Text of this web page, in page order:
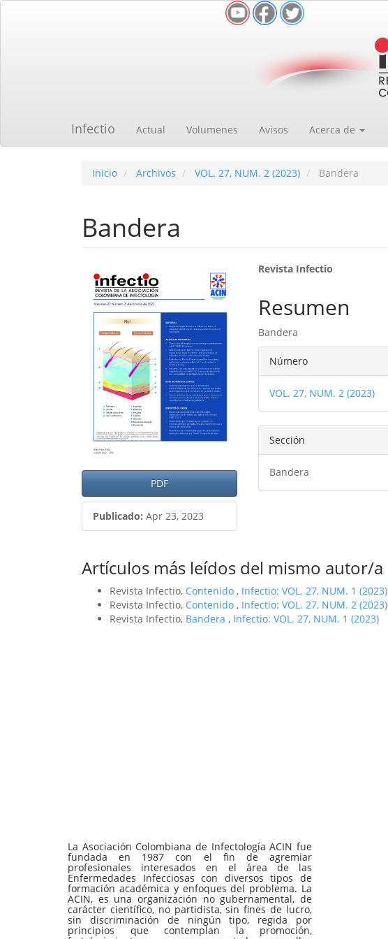
Infectio Actual Volumenes Avisos Acerca de
Inicio Archivos VOL. 27, NUM. 2 (2023) Bandera
Bandera
Barra
lateral
del
artículo
PDF
Publicado: Apr 23, 2023
Contenido
principal
del
artículo
Revista Infectio
Resumen
Bandera
Detalles
del
artículo
Número
VOL. 27, NUM. 2 (2023)
Sección
Bandera
Artículos más leídos del mismo autor/a
Revista Infectio, Contenido , Infectio: VOL. 27, NUM. 1 (2023)
Revista Infectio, Contenido , Infectio: VOL. 27, NUM. 2 (2023)
Revista Infectio, Bandera , Infectio: VOL. 27, NUM. 1 (2023)
La Asociación Colombiana de Infectología ACIN fue
fundada en 1987 con el fin de agremiar
profesionales interesados en el área de las
Enfermedades Infecciosas con diversos tipos de
formación académica y enfoques del problema. La
ACIN, es una organización no gubernamental, de
carácter científico, no partidista, sin fines de lucro,
sin discriminación de ningún tipo, regida por
principios que contemplan la promoción,